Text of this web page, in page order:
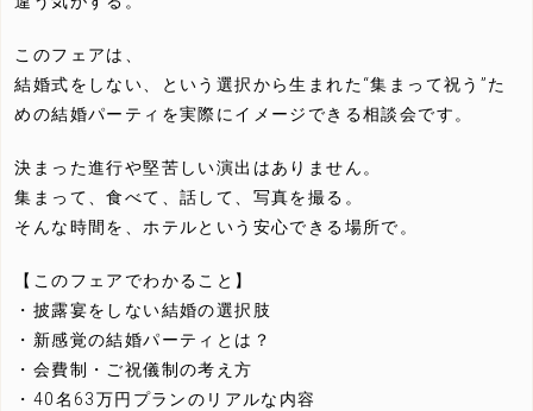
このフェアは、
結婚式をしない、という選択から生まれた“集まって祝う”た
めの結婚パーティを実際にイメージできる相談会です。
決まった進行や堅苦しい演出はありません。
集まって、食べて、話して、写真を撮る。
そんな時間を、ホテルという安心できる場所で。
【このフェアでわかること】
・披露宴をしない結婚の選択肢
・新感覚の結婚パーティとは？
・会費制・ご祝儀制の考え方
・40名63万円プランのリアルな内容